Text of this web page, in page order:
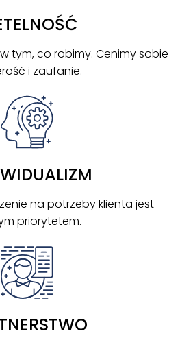
tym, co robimy. Cenimy sobie
i zaufanie.
na potrzeby klienta jest
priorytetem.